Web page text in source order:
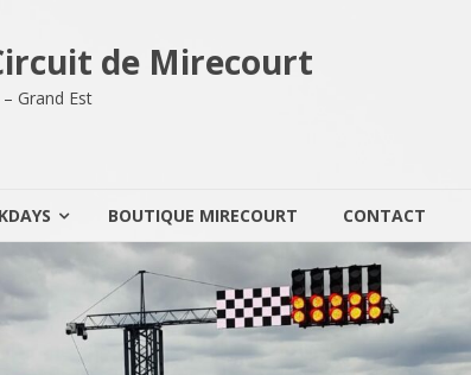
de Mirecourt
Grand Est
BOUTIQUE MIRECOURT CONTACT